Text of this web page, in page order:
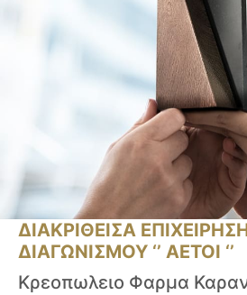
ΔΙΑΚΡΙΘΕΙΣΑ
ΔΙΑΓΩΝΙΣΜΟΥ ‘’ ΑΕΤΟΙ ‘’
Κρεοπωλειο Φαρμα